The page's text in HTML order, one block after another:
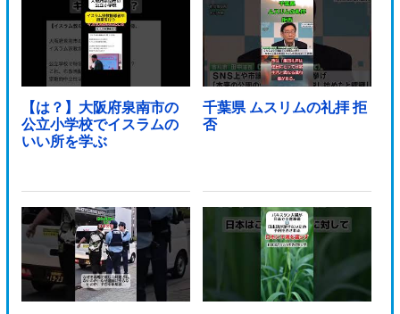
【は？】大阪府泉南市の
公立小学校でイスラムの
いい所を学ぶ
千葉県 ムスリムの礼拝 拒
否